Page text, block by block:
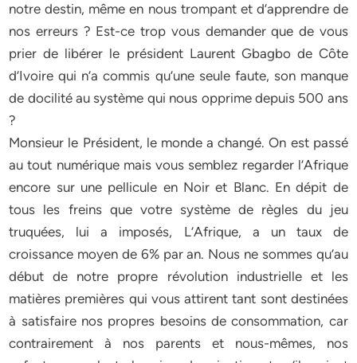
notre destin, même en nous trompant et d’apprendre de
nos erreurs ? Est-ce trop vous demander que de vous
prier de libérer le président Laurent Gbagbo de Côte
d’Ivoire qui n’a commis qu’une seule faute, son manque
de docilité au système qui nous opprime depuis 500 ans
?
Monsieur le Président, le monde a changé. On est passé
au tout numérique mais vous semblez regarder l’Afrique
encore sur une pellicule en Noir et Blanc. En dépit de
tous les freins que votre système de règles du jeu
truquées, lui a imposés, L’Afrique, a un taux de
croissance moyen de 6% par an. Nous ne sommes qu’au
début de notre propre révolution industrielle et les
matières premières qui vous attirent tant sont destinées
à satisfaire nos propres besoins de consommation, car
contrairement à nos parents et nous-mêmes, nos